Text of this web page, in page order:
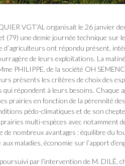
VGT’AL organisait le 26 janvier
(79) une demie journée technique sur
d’agriculteurs ont répondu présent,
de leurs exploitations. La
PHILIPPE, de la société OH
présents les critères de choix des
qui répondent à leurs besoins. Chaque
prairies en fonction de la pérennité
pédo-climatiques et de son
multi-espèces avec notamment
de nombreux avantages : équilibre du
maladies, économie sur l’apport
poursuivi par l’intervention de M. DILÉ,